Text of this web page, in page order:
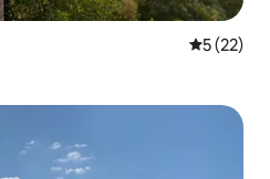
5 de uma
5 (22)